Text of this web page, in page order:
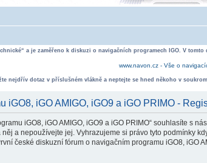
a je zaměřeno k diskuzi o navigačních programech IGO. V
www.navon.cz - Vše o
nejdřív dotaz v příslušném vlákně a neptejte se hned někoho v
iGO8, iGO AMIGO, iGO9 a iGO PRIMO -
iGO8, iGO AMIGO, iGO9 a iGO PRIMO“ souhlasíte
něj a nepoužívejte jej. Vyhrazujeme si právo tyto
české diskuzní fórum o navigačním programu iGO8, iGO